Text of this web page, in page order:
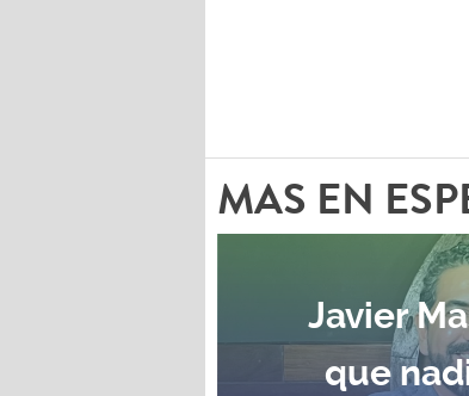
MAS EN
Javier
que